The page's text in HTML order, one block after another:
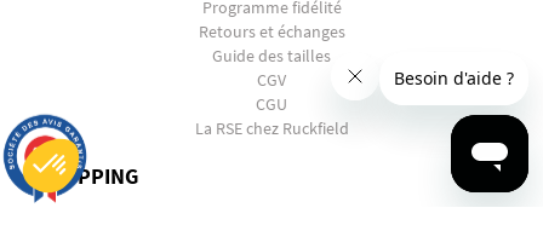
Programme fidélité
Retours et échanges
Guide des tailles
CGV
CGU
La RSE chez Ruckfield
SHOPPING
9.7 /10
2816 avis